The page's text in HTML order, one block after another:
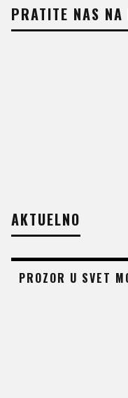
PRATITE NAS NA
AKTUELNO
PROZOR U SVET